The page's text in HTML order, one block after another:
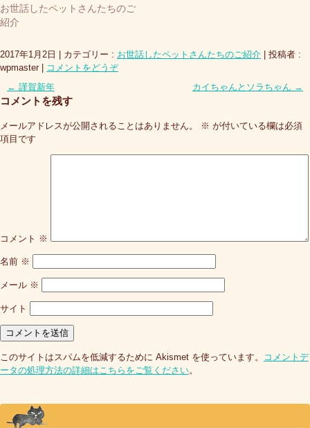
お世話したペットさんたちのご
紹介
2017年1月2日 カテゴリー : お世話したペットさんたちのご紹介
投稿者 :
wpmaster
コメントをどうぞ
← 謹賀新年 カイちゃんとソラちゃん →
コメントを残す
メールアドレスが公開されることはありません。 ※ が付いている欄は必須
項目です
コメント ※
名前 ※
メール ※
サイト
このサイトはスパムを低減するために Akismet を使っています。
コメントデ
ータの処理方法の詳細はこちらをご覧ください。